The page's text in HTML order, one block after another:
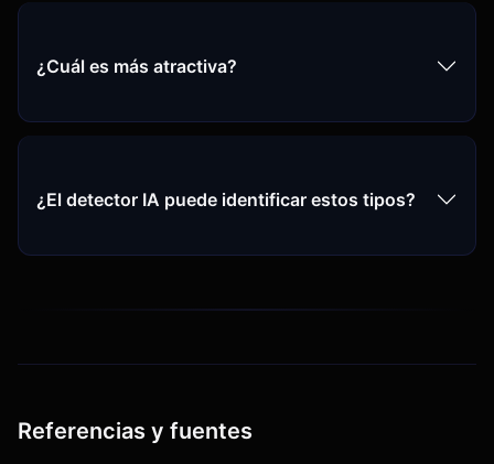
¿Cuál es más atractiva?
¿El detector IA puede identificar estos tipos?
Referencias y fuentes